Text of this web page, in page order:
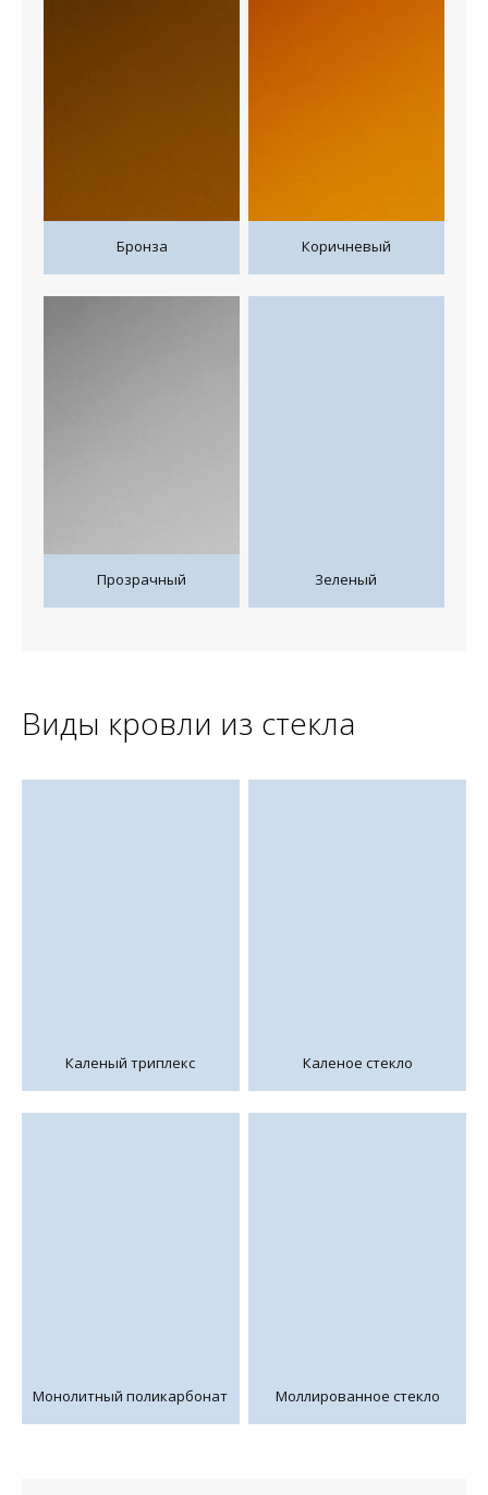
Бронза Коричневый
Прозрачный Зеленый
Виды кровли из стекла
Каленый триплекс Каленое стекло
Монолитный поликарбонат Моллированное стекло